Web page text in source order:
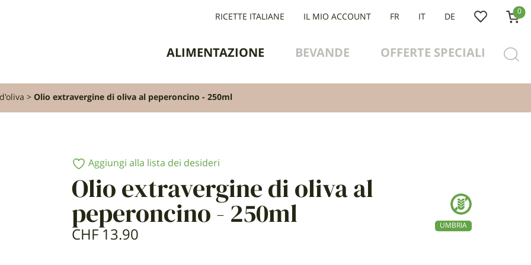
ALIMENTAZIONE BEVANDE OFFERTE SPECIALI
RICETTE ITALIANE IL MIO ACCOUNT FR DE
0
Olio extravergine di oliva al peperoncino - 250ml
Aggiungi alla lista dei desideri
Olio extravergine di oliva al
peperoncino - 250ml
CHF13.90
UMBRIA